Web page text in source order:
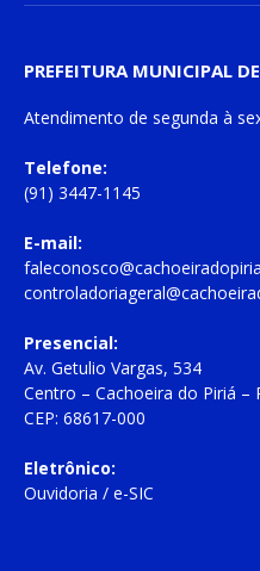
PREFEITURA MUNICIPAL
Atendimento de segunda à
Telefone:
(91) 3447-1145
E-mail:
Presencial:
Av. Getulio Vargas, 534
Centro – Cachoeira do Piriá –
CEP: 68617-000
Eletrônico:
Ouvidoria / e-SIC